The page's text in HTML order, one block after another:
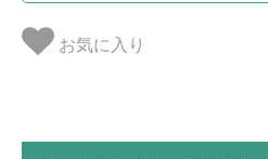
お気に入り